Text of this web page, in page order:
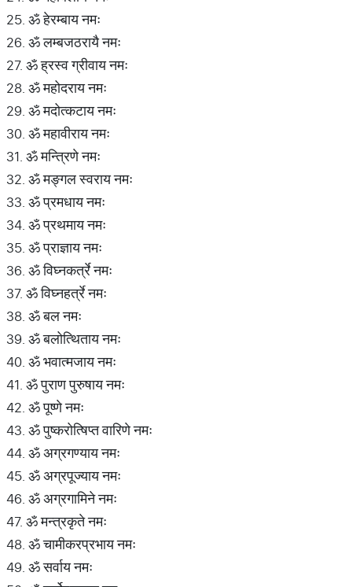
25. ॐ हेरम्बाय नमः
26. ॐ लम्बजठरायै नमः
27. ॐ ह्रस्व ग्रीवाय नमः
28. ॐ महोदराय नमः
29. ॐ मदोत्कटाय नमः
30. ॐ महावीराय नमः
31. ॐ मन्त्रिणे नमः
32. ॐ मङ्गल स्वराय नमः
33. ॐ प्रमधाय नमः
34. ॐ प्रथमाय नमः
35. ॐ प्राज्ञाय नमः
36. ॐ विघ्नकर्त्रे नमः
37. ॐ विघ्नहर्त्रे नमः
38. ॐ बल नमः
39. ॐ बलोत्थिताय नमः
40. ॐ भवात्मजाय नमः
41. ॐ पुराण पुरुषाय नमः
42. ॐ पूष्णे नमः
43. ॐ पुष्करोत्षिप्त वारिणे नमः
44. ॐ अग्रगण्याय नमः
45. ॐ अग्रपूज्याय नमः
46. ॐ अग्रगामिने नमः
47. ॐ मन्त्रकृते नमः
48. ॐ चामीकरप्रभाय नमः
49. ॐ सर्वाय नमः